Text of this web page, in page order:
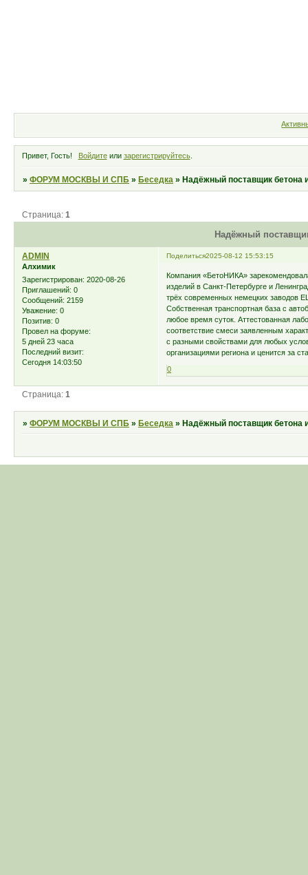
Привет, Гость! Войдитеили зарегистрируйтесь.
»ФОРУМ МОСКВЫ И СПБ »Беседка »Надёжный поставщик
Надёжный
Страница:1
Поделиться2025-08-12 15:53:15
ADMIN
Алхимик
Зарегистрирован: 2020-08-26
Приглашений: 0
Сообщений: 2159
Уважение: 0
Позитив: 0
Провел на форуме:
5 дней 23 часа
Последний визит:
Сегодня 14:03:50
Компания «БетоНИКА»
изделий в Санкт-Петербурге и
трёх современных немецких заводов
Собственная транспортная база с
любое время суток. Аттестованная
соответствие смеси заявленным
с разными свойствами для любых
организациями региона и ценится за
0
Страница:1
»ФОРУМ МОСКВЫ И СПБ »Беседка »Надёжный поставщик